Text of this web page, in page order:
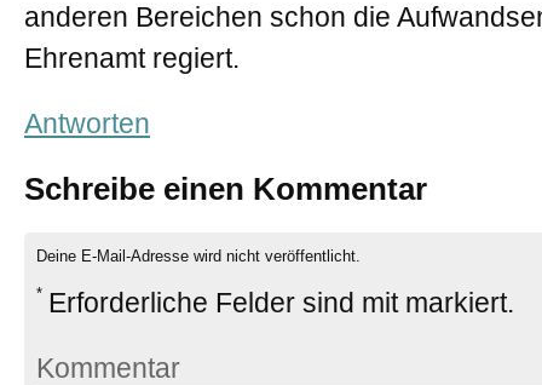
anderen Bereichen schon die
Ehrenamt regiert.
Antworten
Schreibe einen Kommentar
Deine E-Mail-Adresse wird nicht veröffentlicht.
Erforderliche Felder sind mit
* markiert.
Kommentar